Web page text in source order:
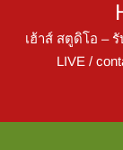
เฮ้าส์ สตูดิโอ –
LIVE /